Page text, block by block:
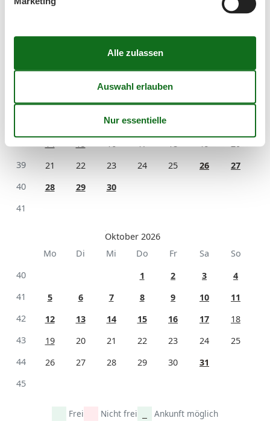
36
1 2 3 4 5
6
9 10
14 15 16 17 18 19
20
39
21 22 23 24 25 26
27
40
28 29
30
41
Oktober 2026
Mo
Di Mi Do Fr Sa
So
40
1 2 3
4
41
5 6 7 8 9 10
11
42
12 13 14 15 16 17
18
43
19 20 21 22 23 24
25
44
26 27 28 29 30
31
45
Frei Nicht frei Ankunft möglich